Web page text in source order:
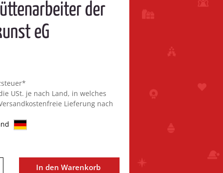
der
eG
USt. je nach Land, in welches
Lieferung nach
In den Warenkorb